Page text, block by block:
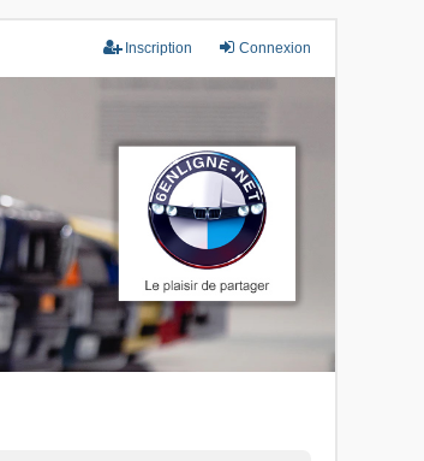
Connexion
Inscription